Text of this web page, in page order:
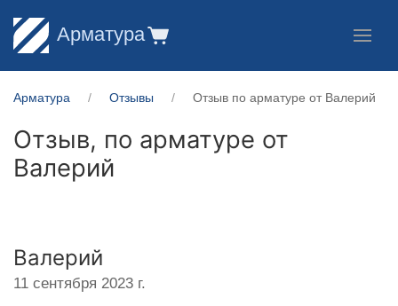
Арматура
Арматура Отзывы Отзыв по арматуре от Валерий
Отзыв, по арматуре от
Валерий
Валерий
11 сентября 2023 г.